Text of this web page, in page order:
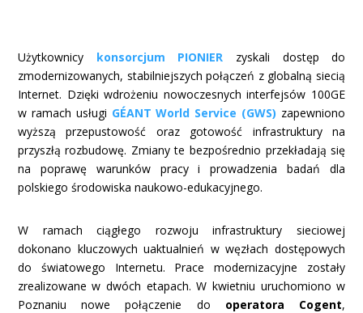
Użytkownicy konsorcjum PIONIER zyskali dostęp do
zmodernizowanych, stabilniejszych połączeń z globalną siecią
Internet. Dzięki wdrożeniu nowoczesnych interfejsów 100GE
w ramach usługi GÉANT World Service (GWS) zapewniono
wyższą przepustowość oraz gotowość infrastruktury na
przyszłą rozbudowę. Zmiany te bezpośrednio przekładają się
na poprawę warunków pracy i prowadzenia badań dla
polskiego środowiska naukowo-edukacyjnego.
W ramach ciągłego rozwoju infrastruktury sieciowej
dokonano kluczowych uaktualnień w węzłach dostępowych
do światowego Internetu. Prace modernizacyjne zostały
zrealizowane w dwóch etapach. W kwietniu uruchomiono w
Poznaniu nowe połączenie do operatora Cogent,